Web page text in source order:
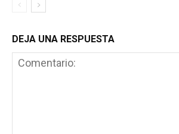
DEJA UNA RESPUESTA